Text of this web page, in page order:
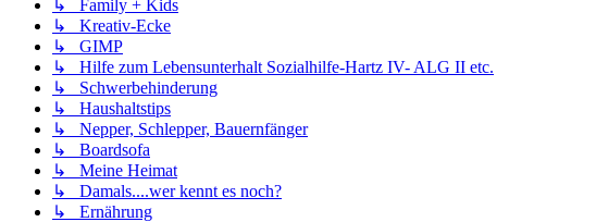
↳ Family + Kids
↳ Kreativ-Ecke
↳ GIMP
↳ Hilfe zum Lebensunterhalt Sozialhilfe-Hartz IV- ALG II etc.
↳ Schwerbehinderung
↳ Haushaltstips
↳ Nepper, Schlepper, Bauernfänger
↳ Boardsofa
↳ Meine Heimat
↳ Damals....wer kennt es noch?
↳ Ernährung